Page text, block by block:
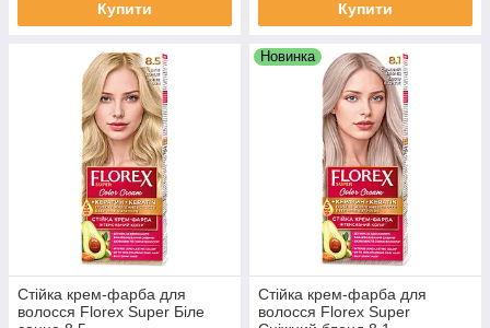
Купити Купити
Стійка крем-фарба для
волосся Florex Super Біле
Новинка
Стійка крем-фарба для
волосся Florex Super